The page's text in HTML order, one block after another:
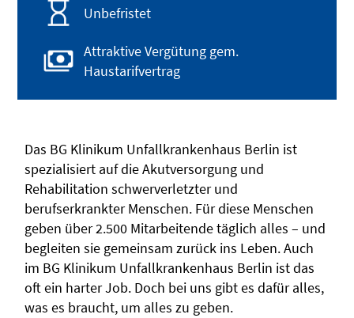
Unbefristet
Attraktive Vergütung gem.
Haustarifvertrag
Das BG Klinikum Unfallkrankenhaus Berlin ist
spezialisiert auf die Akutversorgung und
Rehabilitation schwerverletzter und
berufserkrankter Menschen. Für diese Menschen
geben über 2.500 Mitarbeitende täglich alles – und
begleiten sie gemeinsam zurück ins Leben. Auch
im BG Klinikum Unfallkrankenhaus Berlin ist das
oft ein harter Job. Doch bei uns gibt es dafür alles,
was es braucht, um alles zu geben.